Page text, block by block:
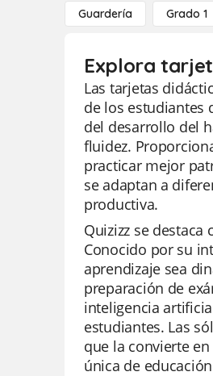
Guardería Grado 1
Explora
Las tarjetas
de los estudiantes
del desarrollo del
fluidez.
practicar mejor
se adaptan a
productiva.
Quizizz se
Conocido por su
aprendizaje sea
preparación de
inteligencia
estudiantes. Las
que la convierte
única de